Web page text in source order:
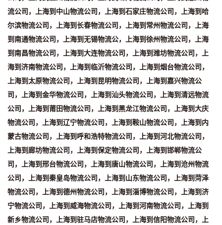
流公司，上海到中山物流公司，上海到石家庄物流公司，上海到哈
尔滨物流公司，上海到长春物流公司，上海到常州物流公司，上海
到南通物流公司，上海到无锡物流公，上海到徐州物流公司，上海
到南昌物流公司，上海到大连物流公司，上海到潍坊物流公司，上
海到济南物流公司，上海到临沂物流公司，上海到烟台物流公司，
上海到太原物流公司，上海到昆明物流公司，上海到嘉兴物流公
司，上海到金华物流公司，上海到汕头物流公司，上海到清远物流
公司，上海到莆田物流公司，上海到黑龙江物流公司，上海到大庆
物流公司，上海到辽宁物流公司，上海到鞍山物流公司，上海到内
蒙古物流公司，上海到呼和浩特物流公司，上海到河北物流公司，
上海到廊坊物流公司，上海到保定物流公司，上海到邯郸物流公
司，上海到邢台物流公司，上海到唐山物流公司，上海到沧州物流
公司，上海到秦皇岛物流公司，上海到山东物流公司，上海到菏泽
物流公司，上海到德州物流公司，上海到淄博物流公司，上海到济
宁物流公司，上海到威海物流公司，上海到河南物流公司，上海到
新乡物流公司，上海到驻马店物流公司，上海到信阳物流公司，上